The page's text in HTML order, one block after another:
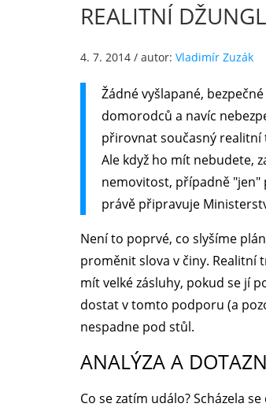
REALITNÍ
4. 7. 2014 / autor: Vladimír Zuzák
Žádné vyšlapané,
domorodců a navíc
přirovnat současný realitní
Ale když ho mít nebudete,
nemovitost, případně "jen"
právě připravuje
Není to poprvé, co slyšíme
proměnit slova v činy. Realitní
mít velké zásluhy, pokud se jí
dostat v tomto podporu (a
nespadne pod stůl.
ANALÝZA A
Co se zatím událo? Scházela